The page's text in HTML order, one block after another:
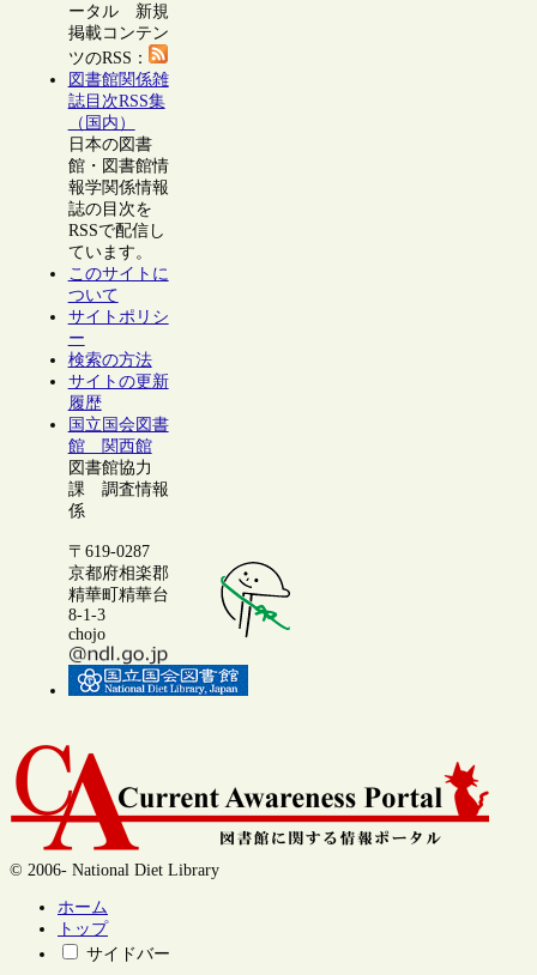
ータル 新規
掲載コンテン
ツのRSS：
図書館関係雑
誌目次RSS集
（国内）
日本の図書
館・図書館情
報学関係情報
誌の目次を
RSSで配信し
ています。
このサイトに
ついて
サイトポリシ
ー
検索の方法
サイトの更新
履歴
国立国会図書
館 関西館
図書館協力
課 調査情報
係
〒619-0287
京都府相楽郡
精華町精華台
8-1-3
chojo
© 2006- National Diet Library
ホーム
トップ
サイドバー